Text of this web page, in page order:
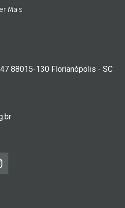
Mais
88015-130 Florianópolis - SC